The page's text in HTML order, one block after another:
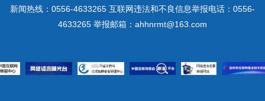
新闻热线：0556-4633265 互联网违法和不良信息举报电话：0556-
4633265 举报邮箱：ahhnrmt@163.com